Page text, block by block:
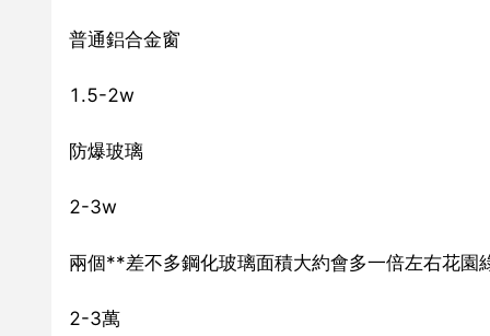
普通鋁合金窗
1.5-2w
防爆玻璃
2-3w
兩個**差不多鋼化玻璃面積大約會多一倍左右花園
2-3萬